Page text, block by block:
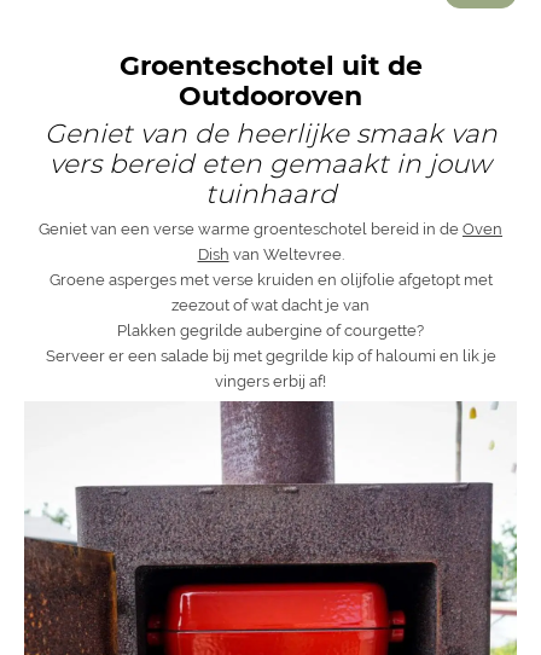
Groenteschotel uit de
Outdooroven
Geniet van de heerlijke smaak van
vers bereid eten gemaakt in jouw
tuinhaard
Geniet van een verse warme groenteschotel bereid in de Oven
Dish van Weltevree.
Groene asperges met verse kruiden en olijfolie afgetopt met
zeezout of wat dacht je van
Plakken gegrilde aubergine of courgette?
Serveer er een salade bij met gegrilde kip of haloumi en lik je
vingers erbij af!